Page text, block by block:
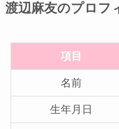
渡辺麻友のプロフ
項目
名前
生年月日